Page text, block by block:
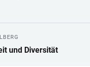
und Diversität